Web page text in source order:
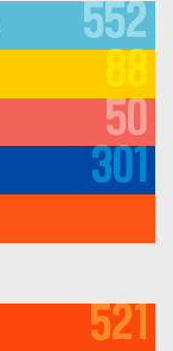
552
88
50
301
521